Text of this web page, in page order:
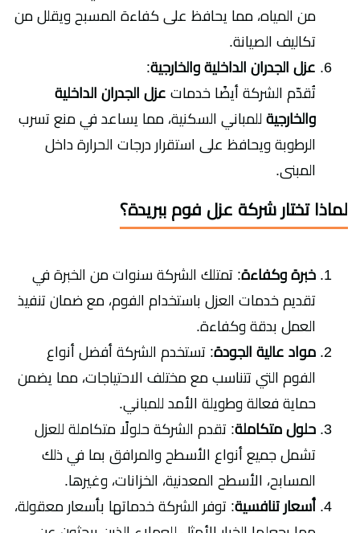
من المياه، مما يحافظ على كفاءة المسبح ويقلل من
تكاليف الصيانة.
عزل الجدران الداخلية والخارجية:
تُقدّم الشركة أيضًا خدمات عزل الجدران الداخلية
والخارجية للمباني السكنية، مما يساعد في منع تسرب
الرطوبة ويحافظ على استقرار درجات الحرارة داخل
المبنى.
لماذا تختار شركة عزل فوم ببريدة؟
خبرة وكفاءة: تمتلك الشركة سنوات من الخبرة في
تقديم خدمات العزل باستخدام الفوم، مع ضمان تنفيذ
العمل بدقة وكفاءة.
مواد عالية الجودة: تستخدم الشركة أفضل أنواع
الفوم التي تتناسب مع مختلف الاحتياجات، مما يضمن
حماية فعالة وطويلة الأمد للمباني.
حلول متكاملة: تقدم الشركة حلولًا متكاملة للعزل
تشمل جميع أنواع الأسطح والمرافق بما في ذلك
المسابح، الأسطح المعدنية، الخزانات، وغيرها.
أسعار تنافسية: توفر الشركة خدماتها بأسعار معقولة،